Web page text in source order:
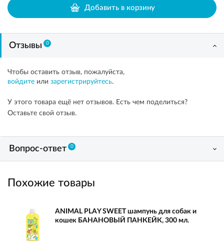
Добавить в корзину
Отзывы 0
Чтобы оставить отзыв, пожалуйста,
войдите или зарегистрируйтесь.
У этого товара ещё нет отзывов. Есть чем поделиться?
Оставьте свой отзыв.
Вопрос-ответ 0
Похожие товары
ANIMAL PLAY SWEET шампунь для собак и
кошек БАНАНОВЫЙ ПАНКЕЙК, 300 мл.